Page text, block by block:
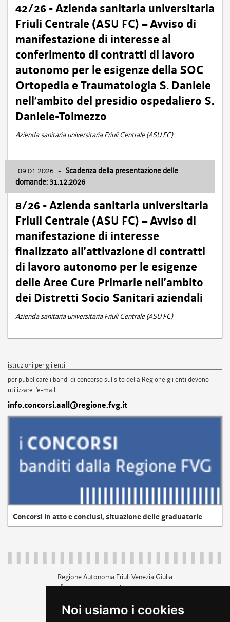
Noi usiamo i cookies
42/26 - Azienda sanitaria universitaria
Friuli Centrale (ASU FC) – Avviso di
manifestazione di interesse al
conferimento di contratti di lavoro
autonomo per le esigenze della SOC
Ortopedia e Traumatologia S. Daniele
nell’ambito del presidio ospedaliero S.
Daniele-Tolmezzo
Azienda sanitaria universitaria Friuli Centrale (ASU FC)
09.01.2026 - Scadenza della presentazione delle
domande: 31.12.2026
8/26 - Azienda sanitaria universitaria
Friuli Centrale (ASU FC) – Avviso di
manifestazione di interesse
finalizzato all’attivazione di contratti
di lavoro autonomo per le esigenze
delle Aree Cure Primarie nell’ambito
dei Distretti Socio Sanitari aziendali
Azienda sanitaria universitaria Friuli Centrale (ASU FC)
istruzioni per gli enti
per pubblicare i bandi di concorso sul sito della Regione gli enti devono
utilizzare l'e-mail
info.concorsi.aall@regione.fvg.it
Concorsi in atto e conclusi, situazione delle graduatorie
Regione Autonoma Friuli Venezia Giulia
c.f. 80014930327; p.iva 00526040324
+39 040 3771111